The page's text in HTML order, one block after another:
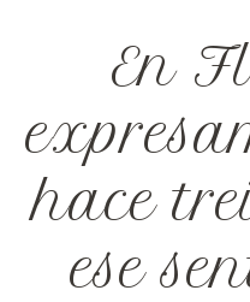
En
hace
ese